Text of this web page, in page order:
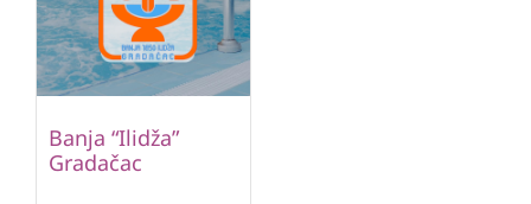
Banja “Ilidža”
Gradačac